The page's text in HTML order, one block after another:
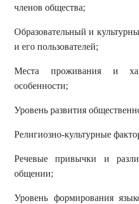
членов общества;
Образовательный и
и его пользователей;
Места проживания и
особенности;
Уровень развития
Религиозно-культурные
Речевые привычки и
общении;
Уровень формирования